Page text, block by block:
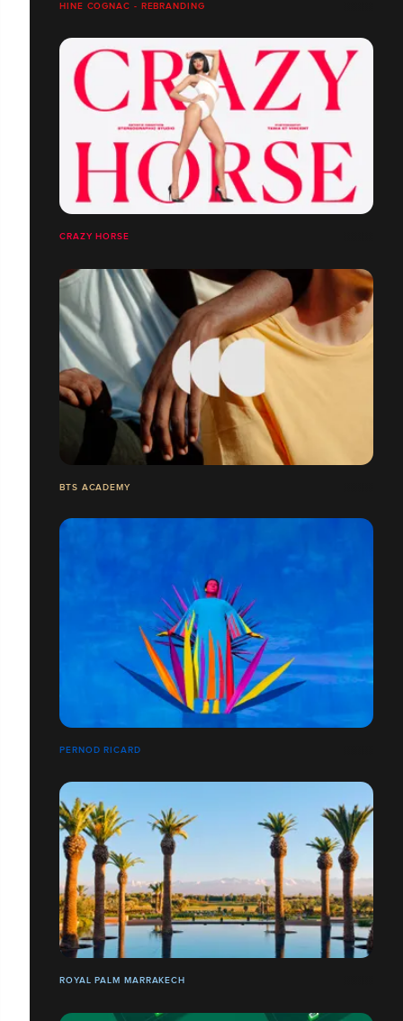
HINE COGNAC - REBRANDING
CRAZY HORSE
BTS ACADEMY
PERNOD RICARD
ROYAL PALM MARRAKECH